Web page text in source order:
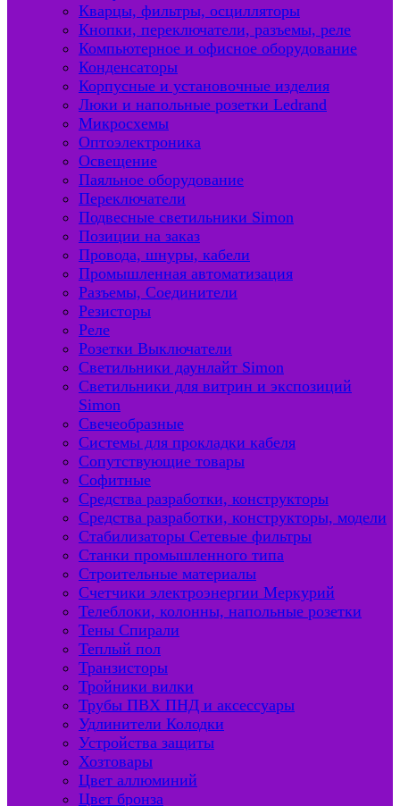
Кварцы, фильтры, осцилляторы
Кнопки, переключатели, разъемы, реле
Компьютерное и офисное оборудование
Конденсаторы
Корпусные и установочные изделия
Люки и напольные розетки Ledrand
Микросхемы
Оптоэлектроника
Освещение
Паяльное оборудование
Переключатели
Подвесные светильники Simon
Позиции на заказ
Провода, шнуры, кабели
Промышленная автоматизация
Разъемы, Соединители
Резисторы
Реле
Розетки Выключатели
Светильники даунлайт Simon
Светильники для витрин и экспозиций
Simon
Свечеобразные
Системы для прокладки кабеля
Сопутствующие товары
Софитные
Средства разработки, конструкторы
Средства разработки, конструкторы, модели
Стабилизаторы Сетевые фильтры
Станки промышленного типа
Строительные материалы
Счетчики электроэнергии Меркурий
Телеблоки, колонны, напольные розетки
Тены Спирали
Теплый пол
Транзисторы
Тройники вилки
Трубы ПВХ ПНД и аксессуары
Удлинители Колодки
Устройства защиты
Хозтовары
Цвет аллюминий
Цвет бронза